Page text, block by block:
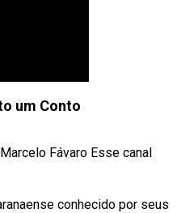
um Conto
Fávaro Esse canal
conhecido por seus